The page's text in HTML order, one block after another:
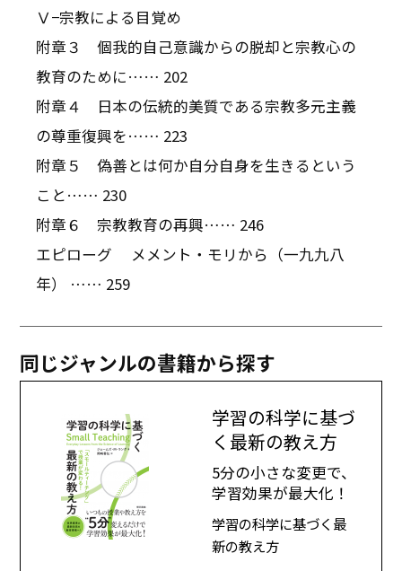
Ⅴ−宗教による目覚め
附章３ 個我的自己意識からの脱却と宗教――心の
教育のために…… 202
附章４ 日本の伝統的美質である宗教多元主義
の尊重復興を…… 223
附章５ 偽善とは何か――自分自身を生きるという
こと…… 230
附章６ 宗教教育の再興…… 246
エピローグ メメント・モリから（一九九八
年） …… 259
同じジャンルの書籍から探す
学習の科学に基づ
く最新の教え方
5分の小さな変更で、
学習効果が最大化！
学習の科学に基づく最
新の教え方